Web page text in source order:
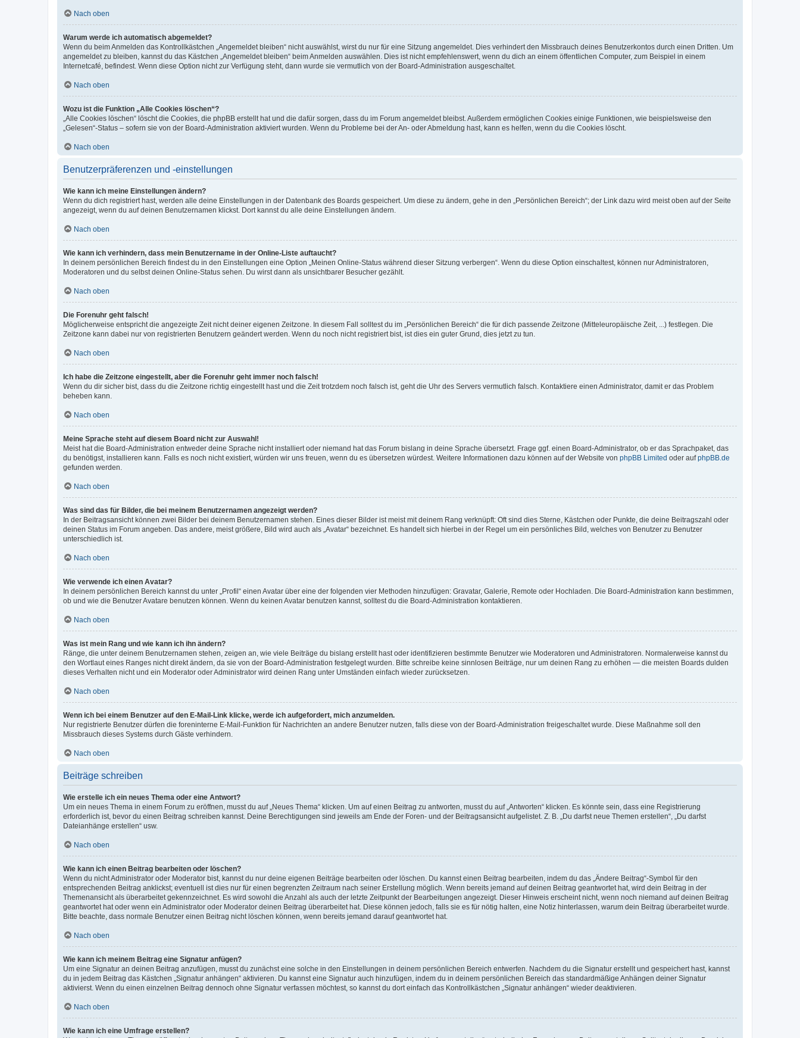
Nach oben
Warum werde ich automatisch abgemeldet?
Wenn du beim Anmelden das Kontrollkästchen „Angemeldet bleiben“ nicht auswählst, wirst du nur für eine Sitzung angemeldet. Dies verhindert den Missbrauch deines Benutzerkontos durch einen Dritten. Um
angemeldet zu bleiben, kannst du das Kästchen „Angemeldet bleiben“ beim Anmelden auswählen. Dies ist nicht empfehlenswert, wenn du dich an einem öffentlichen Computer, zum Beispiel in einem
Internetcafé, befindest. Wenn diese Option nicht zur Verfügung steht, dann wurde sie vermutlich von der Board-Administration ausgeschaltet.
Nach oben
Wozu ist die Funktion „Alle Cookies löschen“?
„Alle Cookies löschen“ löscht die Cookies, die phpBB erstellt hat und die dafür sorgen, dass du im Forum angemeldet bleibst. Außerdem ermöglichen Cookies einige Funktionen, wie beispielsweise den
„Gelesen“-Status – sofern sie von der Board-Administration aktiviert wurden. Wenn du Probleme bei der An- oder Abmeldung hast, kann es helfen, wenn du die Cookies löscht.
Nach oben
Benutzerpräferenzen und -einstellungen
Wie kann ich meine Einstellungen ändern?
Wenn du dich registriert hast, werden alle deine Einstellungen in der Datenbank des Boards gespeichert. Um diese zu ändern, gehe in den „Persönlichen Bereich“; der Link dazu wird meist oben auf der Seite
angezeigt, wenn du auf deinen Benutzernamen klickst. Dort kannst du alle deine Einstellungen ändern.
Nach oben
Wie kann ich verhindern, dass mein Benutzername in der Online-Liste auftaucht?
In deinem persönlichen Bereich findest du in den Einstellungen eine Option „Meinen Online-Status während dieser Sitzung verbergen“. Wenn du diese Option einschaltest, können nur Administratoren,
Moderatoren und du selbst deinen Online-Status sehen. Du wirst dann als unsichtbarer Besucher gezählt.
Nach oben
Die Forenuhr geht falsch!
Möglicherweise entspricht die angezeigte Zeit nicht deiner eigenen Zeitzone. In diesem Fall solltest du im „Persönlichen Bereich“ die für dich passende Zeitzone (Mitteleuropäische Zeit, ...) festlegen. Die
Zeitzone kann dabei nur von registrierten Benutzern geändert werden. Wenn du noch nicht registriert bist, ist dies ein guter Grund, dies jetzt zu tun.
Nach oben
Ich habe die Zeitzone eingestellt, aber die Forenuhr geht immer noch falsch!
Wenn du dir sicher bist, dass du die Zeitzone richtig eingestellt hast und die Zeit trotzdem noch falsch ist, geht die Uhr des Servers vermutlich falsch. Kontaktiere einen Administrator, damit er das Problem
beheben kann.
Nach oben
Meine Sprache steht auf diesem Board nicht zur Auswahl!
Meist hat die Board-Administration entweder deine Sprache nicht installiert oder niemand hat das Forum bislang in deine Sprache übersetzt. Frage ggf. einen Board-Administrator, ob er das Sprachpaket, das
du benötigst, installieren kann. Falls es noch nicht existiert, würden wir uns freuen, wenn du es übersetzen würdest. Weitere Informationen dazu können auf der Website von phpBB Limited oder aufphpBB.de
gefunden werden.
Nach oben
Was sind das für Bilder, die bei meinem Benutzernamen angezeigt werden?
In der Beitragsansicht können zwei Bilder bei deinem Benutzernamen stehen. Eines dieser Bilder ist meist mit deinem Rang verknüpft: Oft sind dies Sterne, Kästchen oder Punkte, die deine Beitragszahl oder
deinen Status im Forum angeben. Das andere, meist größere, Bild wird auch als „Avatar“ bezeichnet. Es handelt sich hierbei in der Regel um ein persönliches Bild, welches von Benutzer zu Benutzer
unterschiedlich ist.
Nach oben
Wie verwende ich einen Avatar?
In deinem persönlichen Bereich kannst du unter „Profil“ einen Avatar über eine der folgenden vier Methoden hinzufügen: Gravatar, Galerie, Remote oder Hochladen. Die Board-Administration kann bestimmen,
ob und wie die Benutzer Avatare benutzen können. Wenn du keinen Avatar benutzen kannst, solltest du die Board-Administration kontaktieren.
Nach oben
Was ist mein Rang und wie kann ich ihn ändern?
Ränge, die unter deinem Benutzernamen stehen, zeigen an, wie viele Beiträge du bislang erstellt hast oder identifizieren bestimmte Benutzer wie Moderatoren und Administratoren. Normalerweise kannst du
den Wortlaut eines Ranges nicht direkt ändern, da sie von der Board-Administration festgelegt wurden. Bitte schreibe keine sinnlosen Beiträge, nur um deinen Rang zu erhöhen — die meisten Boards dulden
dieses Verhalten nicht und ein Moderator oder Administrator wird deinen Rang unter Umständen einfach wieder zurücksetzen.
Nach oben
Wenn ich bei einem Benutzer auf den E-Mail-Link klicke, werde ich aufgefordert, mich anzumelden.
Nur registrierte Benutzer dürfen die foreninterne E-Mail-Funktion für Nachrichten an andere Benutzer nutzen, falls diese von der Board-Administration freigeschaltet wurde. Diese Maßnahme soll den
Missbrauch dieses Systems durch Gäste verhindern.
Nach oben
Beiträge schreiben
Wie erstelle ich ein neues Thema oder eine Antwort?
Um ein neues Thema in einem Forum zu eröffnen, musst du auf „Neues Thema“ klicken. Um auf einen Beitrag zu antworten, musst du auf „Antworten“ klicken. Es könnte sein, dass eine Registrierung
erforderlich ist, bevor du einen Beitrag schreiben kannst. Deine Berechtigungen sind jeweils am Ende der Foren- und der Beitragsansicht aufgelistet. Z. B. „Du darfst neue Themen erstellen“, „Du darfst
Dateianhänge erstellen“ usw.
Nach oben
Wie kann ich einen Beitrag bearbeiten oder löschen?
Wenn du nicht Administrator oder Moderator bist, kannst du nur deine eigenen Beiträge bearbeiten oder löschen. Du kannst einen Beitrag bearbeiten, indem du das „Ändere Beitrag“-Symbol für den
entsprechenden Beitrag anklickst; eventuell ist dies nur für einen begrenzten Zeitraum nach seiner Erstellung möglich. Wenn bereits jemand auf deinen Beitrag geantwortet hat, wird dein Beitrag in der
Themenansicht als überarbeitet gekennzeichnet. Es wird sowohl die Anzahl als auch der letzte Zeitpunkt der Bearbeitungen angezeigt. Dieser Hinweis erscheint nicht, wenn noch niemand auf deinen Beitrag
geantwortet hat oder wenn ein Administrator oder Moderator deinen Beitrag überarbeitet hat. Diese können jedoch, falls sie es für nötig halten, eine Notiz hinterlassen, warum dein Beitrag überarbeitet wurde.
Bitte beachte, dass normale Benutzer einen Beitrag nicht löschen können, wenn bereits jemand darauf geantwortet hat.
Nach oben
Wie kann ich meinem Beitrag eine Signatur anfügen?
Um eine Signatur an deinen Beitrag anzufügen, musst du zunächst eine solche in den Einstellungen in deinem persönlichen Bereich entwerfen. Nachdem du die Signatur erstellt und gespeichert hast, kannst
du in jedem Beitrag das Kästchen „Signatur anhängen“ aktivieren. Du kannst eine Signatur auch hinzufügen, indem du in deinem persönlichen Bereich das standardmäßige Anhängen deiner Signatur
aktivierst. Wenn du einen einzelnen Beitrag dennoch ohne Signatur verfassen möchtest, so kannst du dort einfach das Kontrollkästchen „Signatur anhängen“ wieder deaktivieren.
Nach oben
Wie kann ich eine Umfrage erstellen?